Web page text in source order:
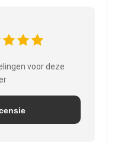
voor deze